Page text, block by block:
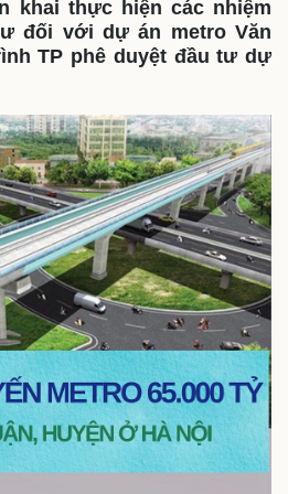
Multimedia
Video
Ảnh
Infographic
Thị trường
Giá vàng
Tiêu dùng
Tỷ giá
Chứng khoán
Giá cà phê
khai thực hiện các nhiệm
đối với dự án metro Văn
TP phê duyệt đầu tư dự